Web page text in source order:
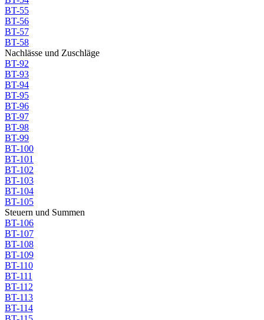
BT-55
BT-56
BT-57
BT-58
Nachlässe und Zuschläge
BT-92
BT-93
BT-94
BT-95
BT-96
BT-97
BT-98
BT-99
BT-100
BT-101
BT-102
BT-103
BT-104
BT-105
Steuern und Summen
BT-106
BT-107
BT-108
BT-109
BT-110
BT-111
BT-112
BT-113
BT-114